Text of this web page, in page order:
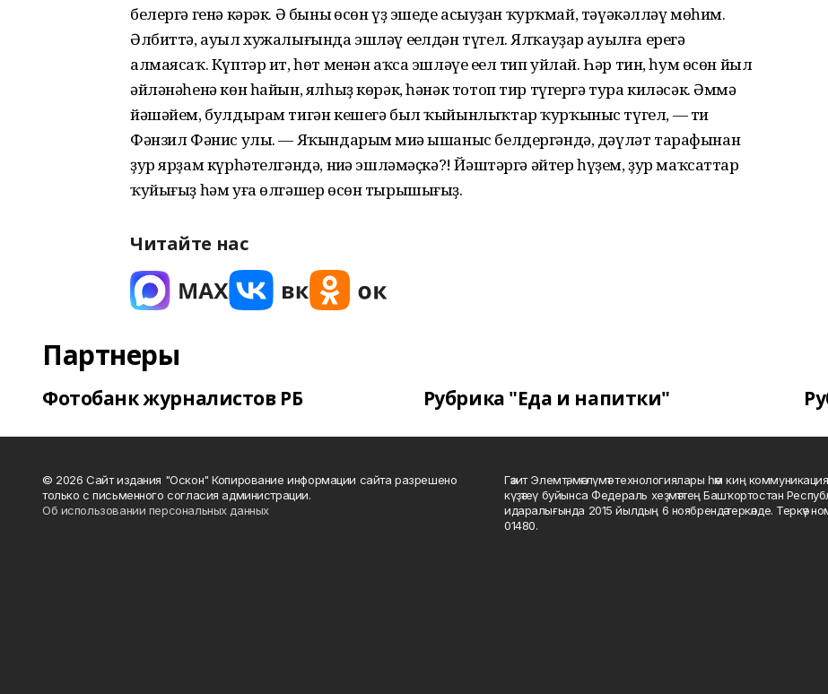
белергә генә кәрәк. Ә бының өсөн үҙ эшеңде асыуҙан ҡурҡмай, тәүәкәлләү мөһим.
Әлбиттә, ауыл хужалығында эшләү еңелдән түгел. Ялҡауҙар ауылға ерегә
алмаясаҡ. Күптәр ит, һөт менән аҡса эшләүе еңел тип уйлай. Һәр тин, һум өсөн йыл
әйләнәһенә көн һайын, ялһыҙ көрәк, һәнәк тотоп тир түгергә тура киләсәк. Әммә
йәшәйем, булдырам тигән кешегә был ҡыйынлыҡтар ҡурҡыныс түгел, — ти
Фәнзил Фәнис улы. — Яҡындарым миңә ышаныс белдергәндә, дәүләт тарафынан
ҙур ярҙам күрһәтелгәндә, ниңә эшләмәҫкә?! Йәштәргә әйтер һүҙем, ҙур маҡсаттар
ҡуйығыҙ һәм уға өлгәшер өсөн тырышығыҙ.
Читайте нас
Партнеры
Фотобанк журналистов РБ Рубрика "Еда и напитки"
© 2026 Сайт издания "Оскон" Копирование информации сайта разрешено
только с письменного согласия администрации.
Об использовании персональных данных
Гәзит Элемтә, мәғлүмәт технологиялары һәм киң
күҙәтеү буйынса Федераль хеҙмәттең Башҡортостан
идаралығында 2015 йылдың 6 ноябрендә теркәлде. Теркәү
01480.